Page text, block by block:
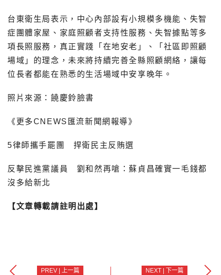
台東衛生局表示，中心內部設有小規模多機能、失智
症團體家屋、家庭照顧者支持性服務、失智據點等多
項長照服務，真正實踐「在地安老」、「社區即照顧
場域」的理念，未來將持續完善全縣照顧網絡，讓每
位長者都能在熟悉的生活場域中安享晚年。
照片來源：饒慶鈴臉書
《更多CNEWS匯流新聞網報導》
5律師攜手罷團 捍衛民主反賄選
反擊民進黨議員 劉和然再嗆：蘇貞昌確實一毛錢都
沒多給新北
【文章轉載請註明出處】
PREV | 上一篇 NEXT | 下一篇